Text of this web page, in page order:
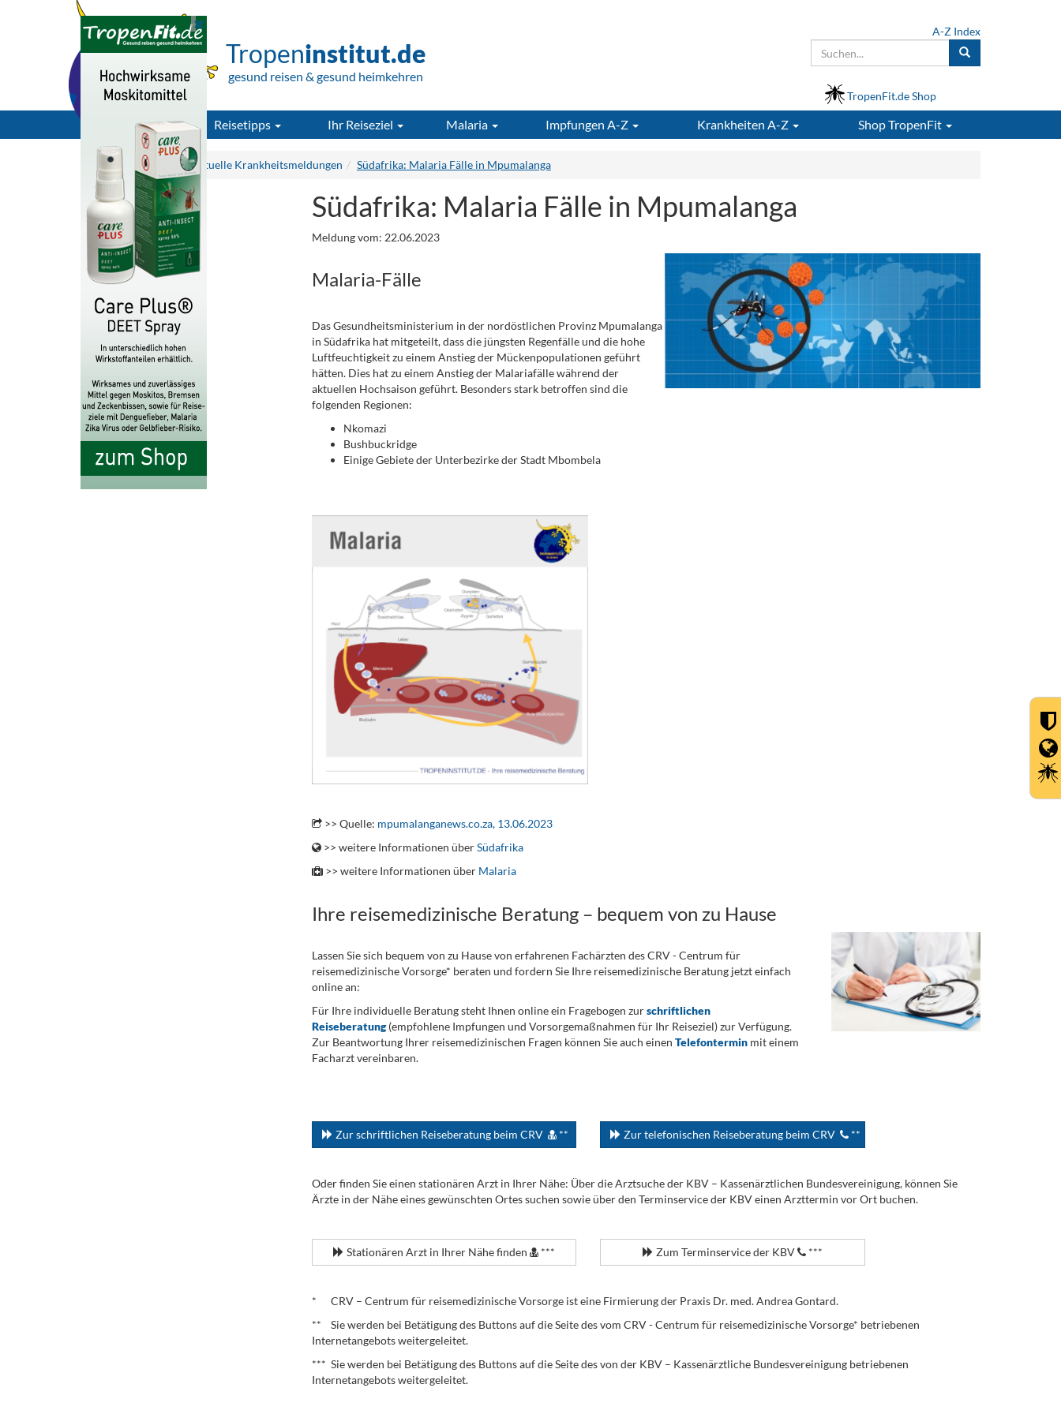
Tropeninstitut.de
gesund reisen & gesund heimkehren
A-Z Index
TropenFit.de Shop
Reisetipps Ihr Reiseziel Malaria Impfungen A-Z Krankheiten A-Z ShopTropenFit
Tropeninstitut.de Aktuelle Krankheitsmeldungen Südafrika: Malaria Fälle in Mpumalanga
Südafrika: Malaria Fälle in Mpumalanga
Meldung vom: 22.06.2023
Malaria-Fälle
Das Gesundheitsministerium in der nordöstlichen Provinz Mpumalanga
in Südafrika hat mitgeteilt, dass die jüngsten Regenfälle und die hohe
Luftfeuchtigkeit zu einem Anstieg der Mückenpopulationen geführt
hätten. Dies hat zu einem Anstieg der Malariafälle während der
aktuellen Hochsaison geführt. Besonders stark betroffen sind die
folgenden Regionen:
Nkomazi
Bushbuckridge
Einige Gebiete der Unterbezirke der Stadt Mbombela
>> Quelle: mpumalanganews.co.za, 13.06.2023
>> weitere Informationen überSüdafrika
>> weitere Informationen über Malaria
Ihre reisemedizinische Beratung – bequem von zu Hause
Lassen Sie sich bequem von zu Hause von erfahrenen Fachärzten des CRV - Centrum für
reisemedizinische Vorsorge* beraten und fordern Sie Ihre reisemedizinische Beratung jetzt einfach
online an:
Für Ihre individuelle Beratung steht Ihnen online ein Fragebogen zurschriftlichen
Reiseberatung(empfohlene Impfungen und Vorsorgemaßnahmen für Ihr Reiseziel) zur Verfügung.
Zur Beantwortung Ihrer reisemedizinischen Fragen können Sie auch einen Telefonterminmit einem
Facharzt vereinbaren.
Zur schriftlichen Reiseberatung beim CRV ** Zur telefonischen Reiseberatung beim CRV **
Oder finden Sie einen stationären Arzt in Ihrer Nähe: Über die Arztsuche der KBV – Kassenärztlichen Bundesvereinigung, können Sie
Ärzte in der Nähe eines gewünschten Ortes suchen sowie über den Terminservice der KBV einen Arzttermin vor Ort buchen.
Stationären Arzt in Ihrer Nähe finden *** Zum Terminservice der KBV ***
* CRV – Centrum für reisemedizinische Vorsorge ist eine Firmierung der Praxis Dr. med. Andrea Gontard.
** Sie werden bei Betätigung des Buttons auf die Seite des vom CRV - Centrum für reisemedizinische Vorsorge* betriebenen
Internetangebots weitergeleitet.
*** Sie werden bei Betätigung des Buttons auf die Seite des von der KBV – Kassenärztliche Bundesvereinigung betriebenen
Internetangebots weitergeleitet.